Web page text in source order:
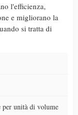
l'efficienza,
e migliorano la
si tratta di
per unità di volume